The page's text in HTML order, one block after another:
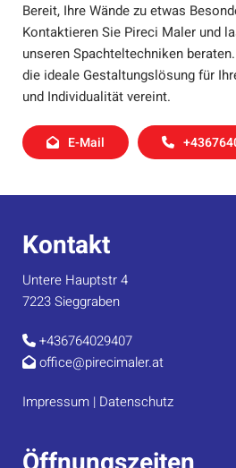
Bereit, Ihre Wände zu etwas
Kontaktieren Sie Pireci Maler und
unseren Spachteltechniken
die ideale Gestaltungslösung für
und Individualität vereint.
E-Mail
Kontakt
Untere Hauptstr 4
7223 Sieggraben
 +436764029407
 office@pirecimaler.at
Impressum | Datenschutz